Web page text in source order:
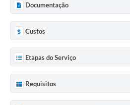
Documentação
Custos
Etapas do Serviço
Requisitos